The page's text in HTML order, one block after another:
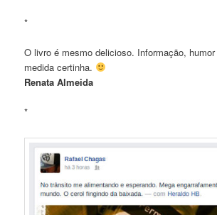
*
O livro é mesmo delicioso. Informação,
medida certinha.
Renata Almeida
*